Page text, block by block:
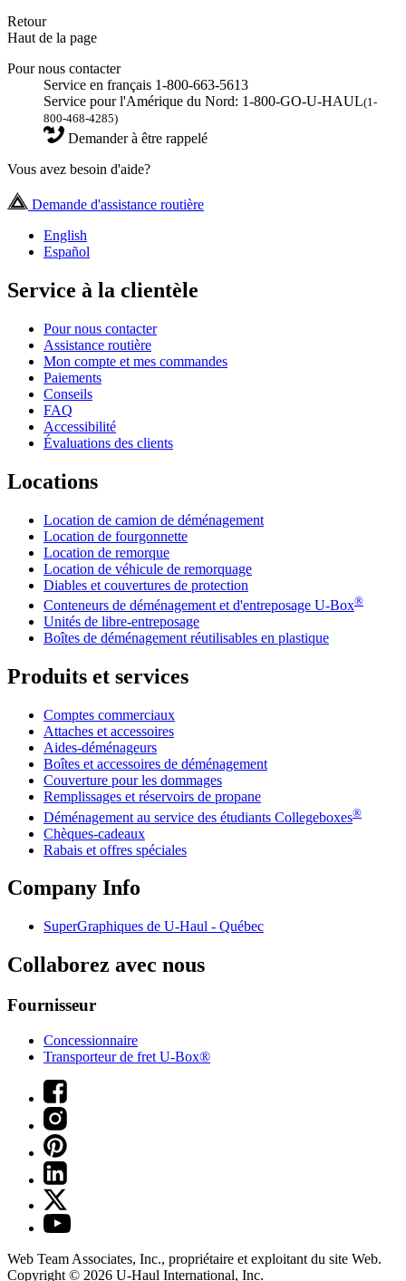
Retour
Haut de la page
Pour nous contacter
Service en français 1-800-663-5613
Service pour l'Amérique du Nord: 1-800-GO-U-HAUL(1-
800-468-4285)
Demander à être rappelé
Vous avez besoin d'aide?
Demande d'assistance routière
English
Español
Service à la clientèle
Pour nous contacter
Assistance routière
Mon compte et mes commandes
Paiements
Conseils
FAQ
Accessibilité
Évaluations des clients
Locations
Location de camion de déménagement
Location de fourgonnette
Location de remorque
Location de véhicule de remorquage
Diables et couvertures de protection
Conteneurs de déménagement et d'entreposage U-Box®
Unités de libre-entreposage
Boîtes de déménagement réutilisables en plastique
Produits et services
Comptes commerciaux
Attaches et accessoires
Aides-déménageurs
Boîtes et accessoires de déménagement
Couverture pour les dommages
Remplissages et réservoirs de propane
Déménagement au service des étudiants Collegeboxes®
Chèques-cadeaux
Rabais et offres spéciales
Company Info
SuperGraphiques de U-Haul - Québec
Collaborez avec nous
Fournisseur
Concessionnaire
Transporteur de fret U-Box®
Web Team Associates, Inc., propriétaire et exploitant du site Web.
Copyright © 2026 U-Haul International, Inc.